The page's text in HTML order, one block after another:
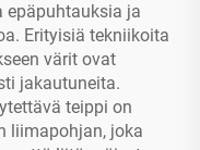
epäpuhtauksia ja
Erityisiä tekniikoita
värit ovat
jakautuneita.
teippi on
liimapohjan, joka